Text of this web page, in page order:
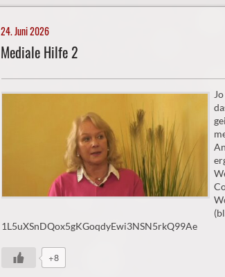
24. Juni 2026
Mediale Hilfe 2
1L5uXSnDQox5gKGoqdyEwi3NSN5rkQ99Ae
+8